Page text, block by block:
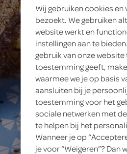
Wij gebruiken cookies
bezoekt. We gebruiken
website werkt en
instellingen aan te
gebruik van onze
toestemming geeft,
waarmee we je op basis
aansluiten bij je
toestemming voor het
sociale netwerken met
te helpen bij het
Wanneer je op
je voor “Weigeren”?